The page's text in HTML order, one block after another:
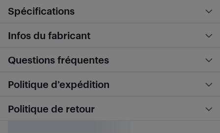
Spécifications
Infos du fabricant
Questions fréquentes
Politique d’expédition
Politique de retour